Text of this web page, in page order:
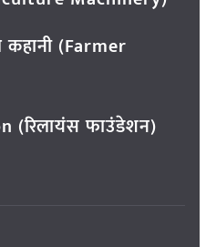
(Farmer
(रिलायंस फाउंडेशन)